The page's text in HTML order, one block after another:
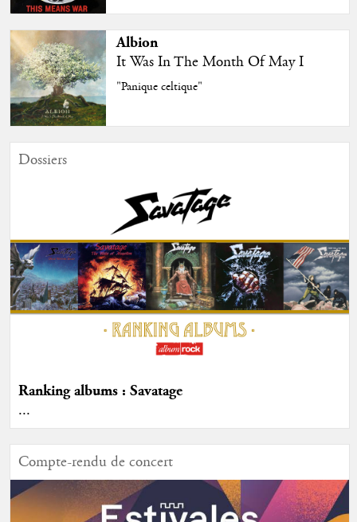
Albion
It Was In The Month Of May I
"Panique celtique"
Dossiers
Ranking albums : Savatage
...
Compte-rendu de concert